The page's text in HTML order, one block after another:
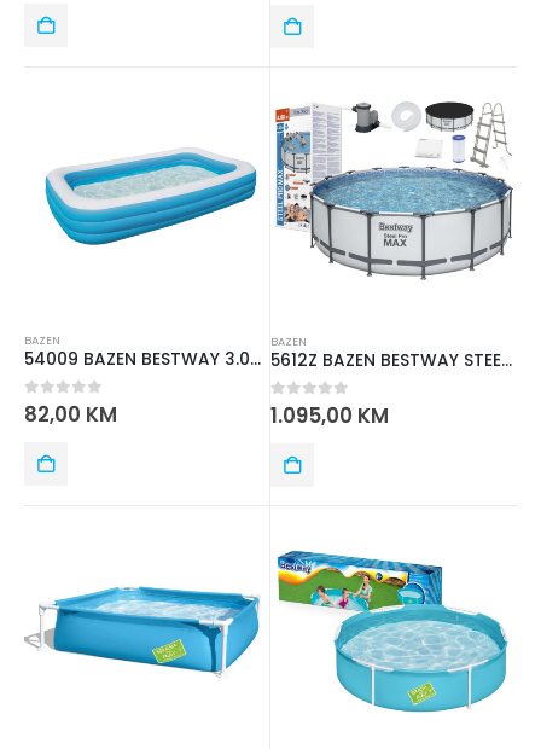
BAZEN
54009 BAZEN BESTWAY 3.05mx1.83mx56cm
0out of 5
82,00 KM
BAZEN
5612Z BAZEN BESTWAY STEEL PRO 4.88m x 1.22m
0 out of 5
1.095,00 KM